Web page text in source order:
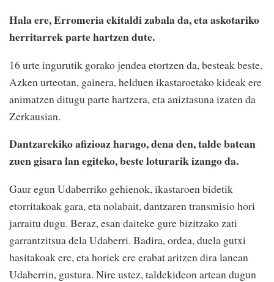
Hala ere, Erromeria ekitaldi zabala da, eta askotariko
herritarrek parte hartzen dute.
16 urte ingurutik gorako jendea etortzen da, besteak beste.
Azken urteotan, gainera, helduen ikastaroetako kideak ere
animatzen ditugu parte hartzera, eta aniztasuna izaten da
Zerkausian.
Dantzarekiko afizioaz harago, dena den, talde batean
zuen gisara lan egiteko, beste loturarik izango da.
Gaur egun Udaberriko gehienok, ikastaroen bidetik
etorritakoak gara, eta nolabait, dantzaren transmisio hori
jarraitu dugu. Beraz, esan daiteke gure bizitzako zati
garrantzitsua dela Udaberri. Badira, ordea, duela gutxi
hasitakoak ere, eta horiek ere erabat aritzen dira lanean
Udaberrin, gustura. Nire ustez, taldekideon artean dugun